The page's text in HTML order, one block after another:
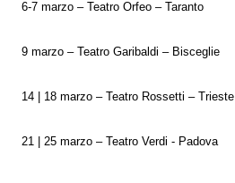
6-7 marzo – Teatro Orfeo – Taranto
9 marzo – Teatro Garibaldi – Bisceglie
14 | 18 marzo – Teatro Rossetti – Trieste
21 | 25 marzo – Teatro Verdi - Padova